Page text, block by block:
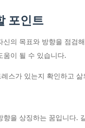
포인트
신의 목표와 방향을 점검
움이 될 수 있습니다.
스가 있는지 확인하고
향을 상징하는 꿈입니다.